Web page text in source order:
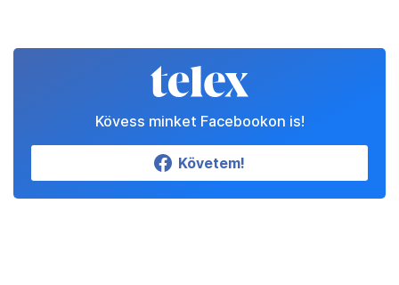
Kövess minket Facebookon is!
Követem!